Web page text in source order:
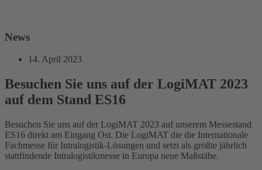
News
14. April 2023
Besuchen Sie uns auf der LogiMAT 2023
auf dem Stand ES16
Besuchen Sie uns auf der LogiMAT 2023 auf unserem Messestand
ES16 direkt am Eingang Ost. Die LogiMAT die die Internationale
Fachmesse für Intralogistik-Lösungen und setzt als größte jährlich
stattfindende Intralogistikmesse in Europa neue Maßstäbe.